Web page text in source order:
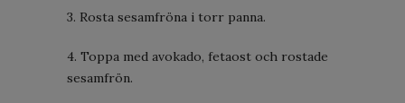
3. Rosta sesamfröna i torr panna.
4. Toppa med avokado, fetaost och rostade
sesamfrön.